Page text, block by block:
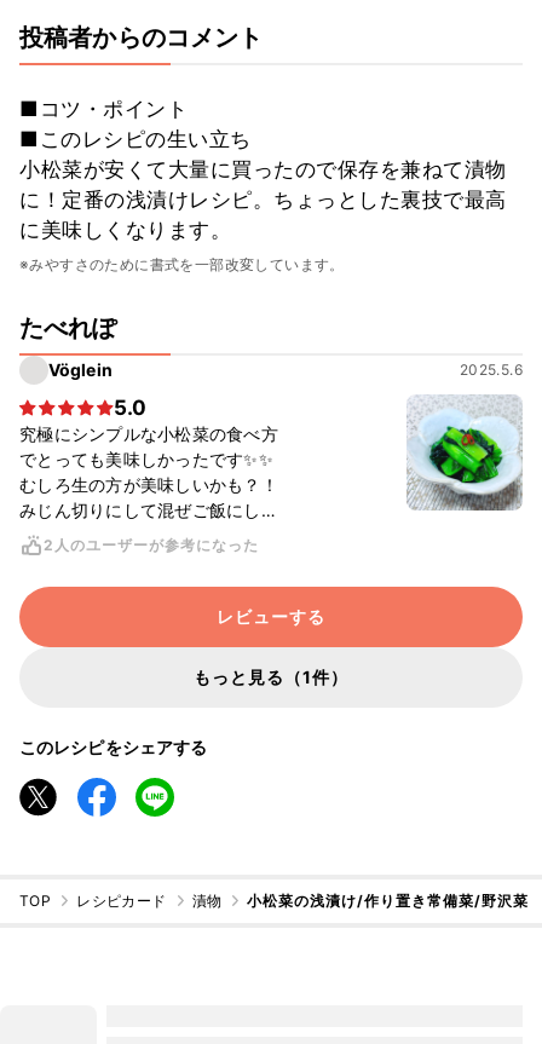
投稿者からのコメント
■コツ・ポイント
■このレシピの生い立ち
小松菜が安くて大量に買ったので保存を兼ねて漬物
に！定番の浅漬けレシピ。ちょっとした裏技で最高
に美味しくなります。
※みやすさのために書式を一部改変しています。
たべれぽ
Vöglein 2025.5.6
5.0
究極にシンプルな小松菜の食べ方
でとっても美味しかったです✨✨
むしろ生の方が美味しいかも？！
みじん切りにして混ぜご飯にして
も良さそうで、常備菜確定です👍
株のままだと根元の汚れを洗うの
が面倒なので、ザク切りにしてか
ら調理してます。
2人のユーザーが参考になった
レビューする
もっと見る（1件）
このレシピをシェアする
TOP レシピカード 漬物 小松菜の浅漬け/作り置き常備菜/野沢菜